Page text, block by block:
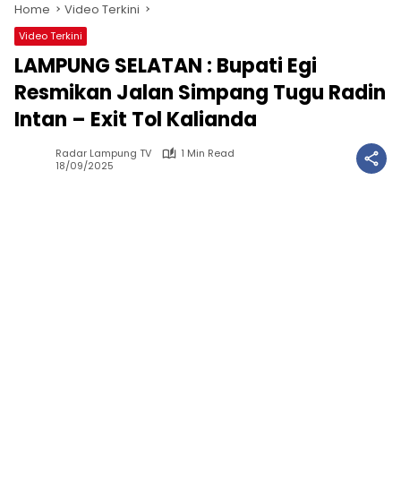
Home Video Terkini
Video Terkini
LAMPUNG SELATAN : Bupati Egi
Resmikan Jalan Simpang Tugu Radin
Intan – Exit Tol Kalianda
Radar Lampung TV
1 Min Read
18/09/2025